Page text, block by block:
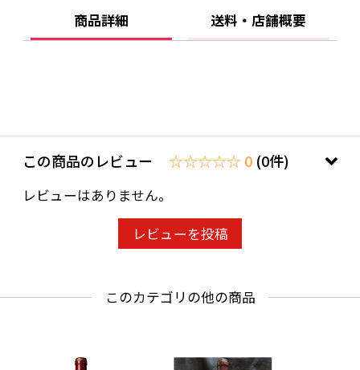
わせ欄」に、生年月日を必ず入力してくださ
い。
商品詳細 送料・店舗概要
この商品のレビュー ☆☆☆☆☆ 0 (0件)
レビューはありません。
レビューを投稿
このカテゴリの他の商品